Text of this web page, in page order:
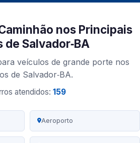
nos Principais
de Salvador‑BA
veículos de grande porte nos
de Salvador‑BA.
atendidos: 159
Aeroporto